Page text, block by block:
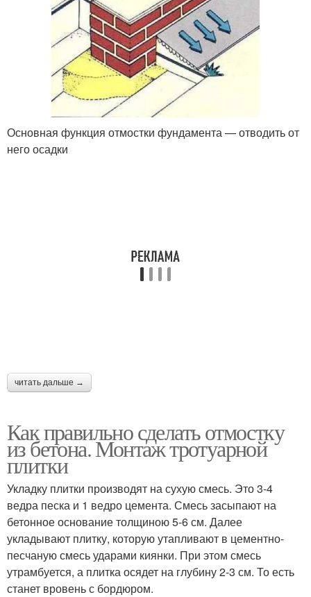
Основная функция отмостки фундамента — отводить от
него осадки
читать дальше →
Как правильно сделать отмостку
из бетона. Монтаж тротуарной
плитки
Укладку плитки производят на сухую смесь. Это 3-4
ведра песка и 1 ведро цемента. Смесь засыпают на
бетонное основание толщиною 5-6 см. Далее
укладывают плитку, которую утапливают в цементно-
песчаную смесь ударами киянки. При этом смесь
утрамбуется, а плитка осядет на глубину 2-3 см. То есть
станет вровень с бордюром.